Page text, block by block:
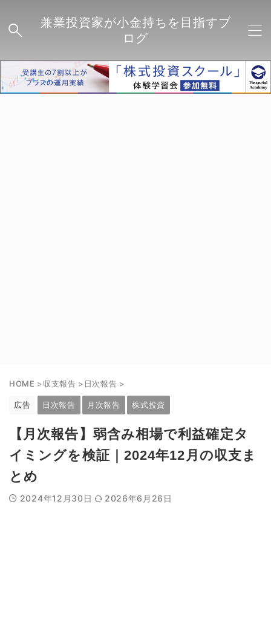
兼業投資家が小金持ちを目指すブ
ログ
HOME >収支報告 > 日次報告 >
広告 日次報告 月次報告 株式投資
【月次報告】弱含み相場で利益確定タ
イミングを検証｜2024年12月の収支ま
とめ
2024年12月30日 2026年6月26日